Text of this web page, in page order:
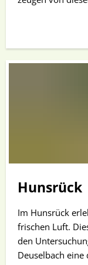
Hunsrück
Im Hunsrück
frischen Luft.
den
Deuselbach